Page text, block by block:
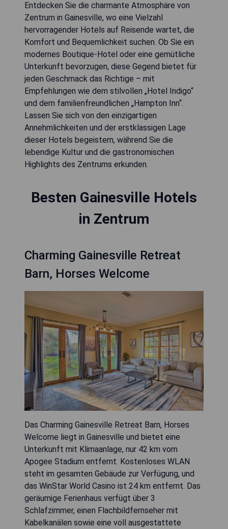
Entdecken Sie die charmante Atmosphäre von
Zentrum in Gainesville, wo eine Vielzahl
hervorragender Hotels auf Reisende wartet, die
Komfort und Bequemlichkeit suchen. Ob Sie ein
modernes Boutique-Hotel oder eine gemütliche
Unterkunft bevorzugen, diese Gegend bietet für
jeden Geschmack das Richtige – mit
Empfehlungen wie dem stilvollen „Hotel Indigo“
und dem familienfreundlichen „Hampton Inn“.
Lassen Sie sich von den einzigartigen
Annehmlichkeiten und der erstklassigen Lage
dieser Hotels begeistern, während Sie die
lebendige Kultur und die gastronomischen
Highlights des Zentrums erkunden.
Besten Gainesville Hotels
in Zentrum
Charming Gainesville Retreat
Barn, Horses Welcome
Das Charming Gainesville Retreat Barn, Horses
Welcome liegt in Gainesville und bietet eine
Unterkunft mit Klimaanlage, nur 42 km vom
Apogee Stadium entfernt. Kostenloses WLAN
steht im gesamten Gebäude zur Verfügung, und
das WinStar World Casino ist 24 km entfernt. Das
geräumige Ferienhaus verfügt über 3
Schlafzimmer, einen Flachbildfernseher mit
Kabelkanälen sowie eine voll ausgestattete